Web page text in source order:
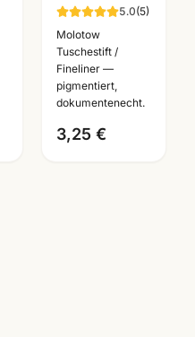
Fineliner
schwarz ·
pigmentiert +
dokumentenecht
·
5.0(5)
Molotow
Tuschestift /
Fineliner —
pigmentiert,
dokumentenecht.
3,25 €